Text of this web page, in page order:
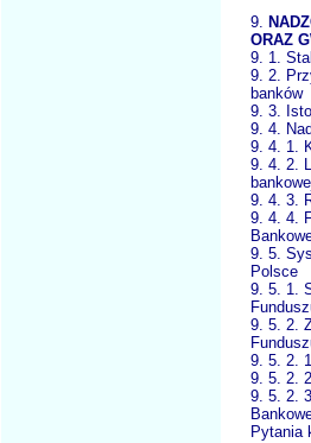
9.
ORAZ
9. 1.
9. 2.
banków
9. 3.
9. 4.
9. 4. 1.
9. 4. 2.
9. 4. 3.
9. 4. 4.
9. 5.
Polsce
9. 5. 1.
9. 5. 2.
9. 5. 2.
9. 5. 2.
9. 5. 2.
Pytania